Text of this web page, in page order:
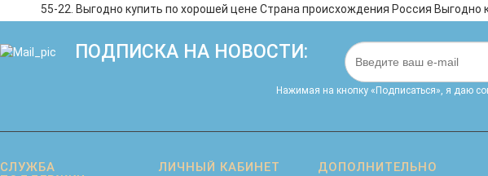
махровая ткань легко впитывает
влагу, способствует приятны..
ткань легко впитывает влагу,
сохнет, не теряет цвета..
55-22. Выгодно купить по хорошей цене Страна происхождения Россия Выгодно
ПОДПИСКА НА НОВОСТИ:
Нажимая на кнопку «Подписаться», я даю
СЛУЖБА
ЛИЧНЫЙ КАБИНЕТ ДОПОЛНИТЕЛЬНО